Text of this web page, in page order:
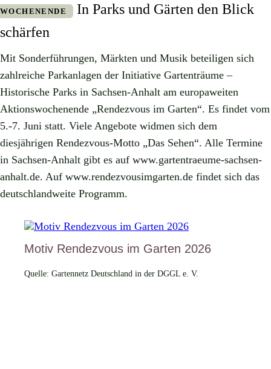
WOCHENENDE
In Parks und Gärten den Blick
schärfen
Mit Sonderführungen, Märkten und Musik beteiligen sich
zahlreiche Parkanlagen der Initiative Gartenträume –
Historische Parks in Sachsen-Anhalt am europaweiten
Aktionswochenende „Rendezvous im Garten“. Es findet vom
5.-7. Juni statt. Viele Angebote widmen sich dem
diesjährigen Rendezvous-Motto „Das Sehen“. Alle Termine
in Sachsen-Anhalt gibt es auf www.gartentraeume-sachsen-
anhalt.de. Auf www.rendezvousimgarten.de findet sich das
deutschlandweite Programm.
Motiv Rendezvous im Garten 2026
Quelle: Gartennetz Deutschland in der DGGL e. V.